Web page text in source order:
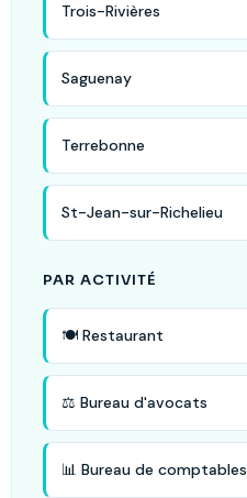
Trois-Rivières
Saguenay
Terrebonne
St-Jean-sur-Richelieu
PAR ACTIVITÉ
🍽️ Restaurant
⚖️ Bureau d'avocats
📊 Bureau de comptables